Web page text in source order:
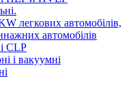
легкових автомобілів,
автомобілів
CLP
і вакуумні